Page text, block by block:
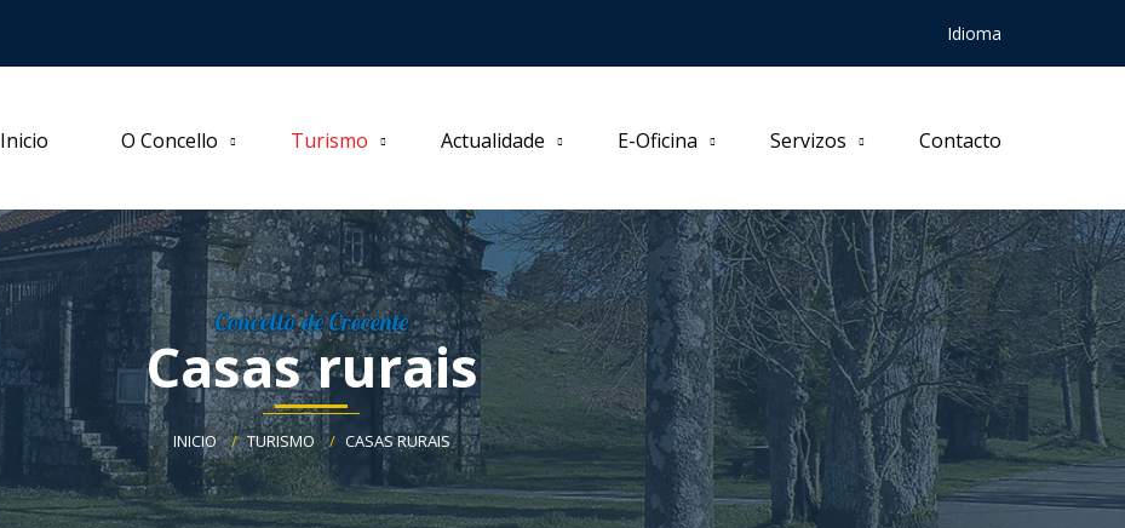
Idioma
Inicio O Concello Turismo Actualidade E-Oficina Servizos Contacto
Concello de Crecente
Casas rurais
INICIO TURISMO CASAS RURAIS